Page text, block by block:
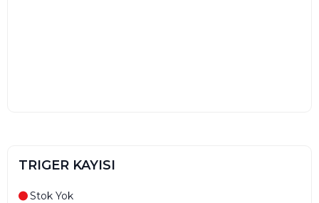
TRIGER KAYISI
Stok Yok